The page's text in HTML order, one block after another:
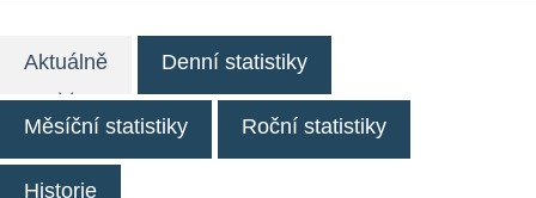
Aktuálně Denní statistiky
Měsíční statistiky Roční statistiky
Historie